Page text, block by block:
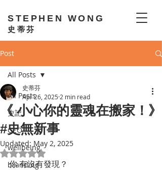
STEPHEN WONG
史蒂芬
Post
All Posts
史記
GEO
wellbeing
branding
All Posts
《 小心你的靈魂在搬家！》
#史無新事
史蒂芬
Apr 26, 2025 2 min read
Updated: May 2, 2025
Rated NaN out of 5 stars.
你 有沒有發現？